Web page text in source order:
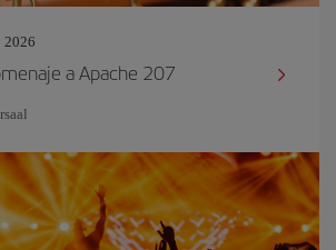
2026
a Apache 207